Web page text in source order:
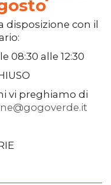
disposizione con il
08:30 alle 12:30
vi preghiamo di